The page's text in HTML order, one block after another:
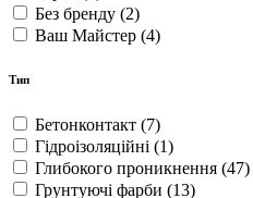
Triora (2)
Акватик (1)
Момент (4)
Тип
Бетонконтакт (7)